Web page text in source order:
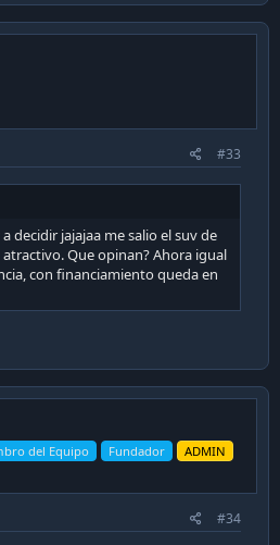
#33
decidir jajajaa me salio el suv de
Que opinan? Ahora igual
con financiamiento queda en
del Equipo Fundador ADMIN
#34